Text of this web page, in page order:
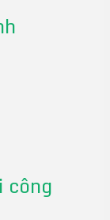
công